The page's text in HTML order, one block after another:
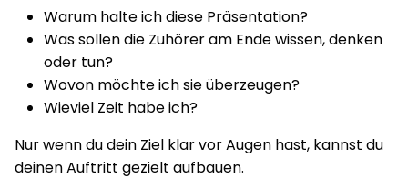
Warum halte ich diese Präsentation?
Was sollen die Zuhörer am Ende wissen, denken
oder tun?
Wovon möchte ich sie überzeugen?
Wieviel Zeit habe ich?
Nur wenn du dein Ziel klar vor Augen hast, kannst du
deinen Auftritt gezielt aufbauen.